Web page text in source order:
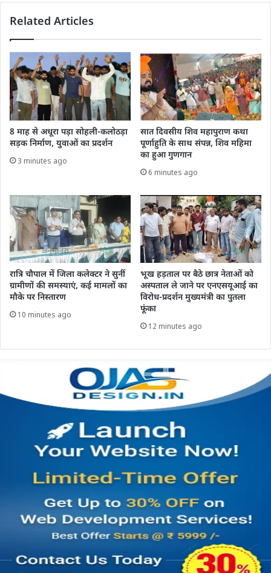
Related Articles
8 माह से अधूरा पड़ा सोहली-कलोठड़ा
सड़क निर्माण, युवाओं का प्रदर्शन
3 minutes ago
सात दिवसीय शिव महापुराण कथा
पूर्णाहुति के साथ संपन्न, शिव महिमा
का हुआ गुणगान
6 minutes ago
रात्रि चौपाल में जिला कलेक्टर ने सुनीं
ग्रामीणों की समस्याएं, कई मामलों का
मौके पर निस्तारण
10 minutes ago
भूख हड़ताल पर बैठे छात्र नेताओं को
अस्पताल ले जाने पर एनएसयूआई का
विरोध-प्रदर्शन मुख्यमंत्री का पुतला
फूंका
12 minutes ago